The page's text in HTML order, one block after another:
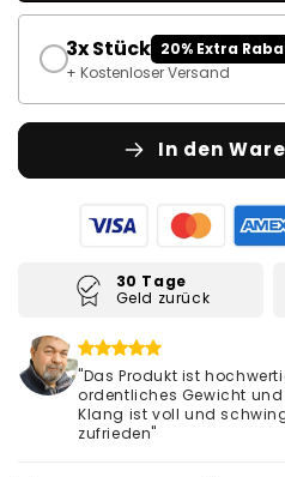
3x Stück 20% Extra
+ Kostenloser Versand
In den
30 Tage
Geld zurück
"Das Produkt ist
ordentliches Gewicht
Klang ist voll und
zufrieden"